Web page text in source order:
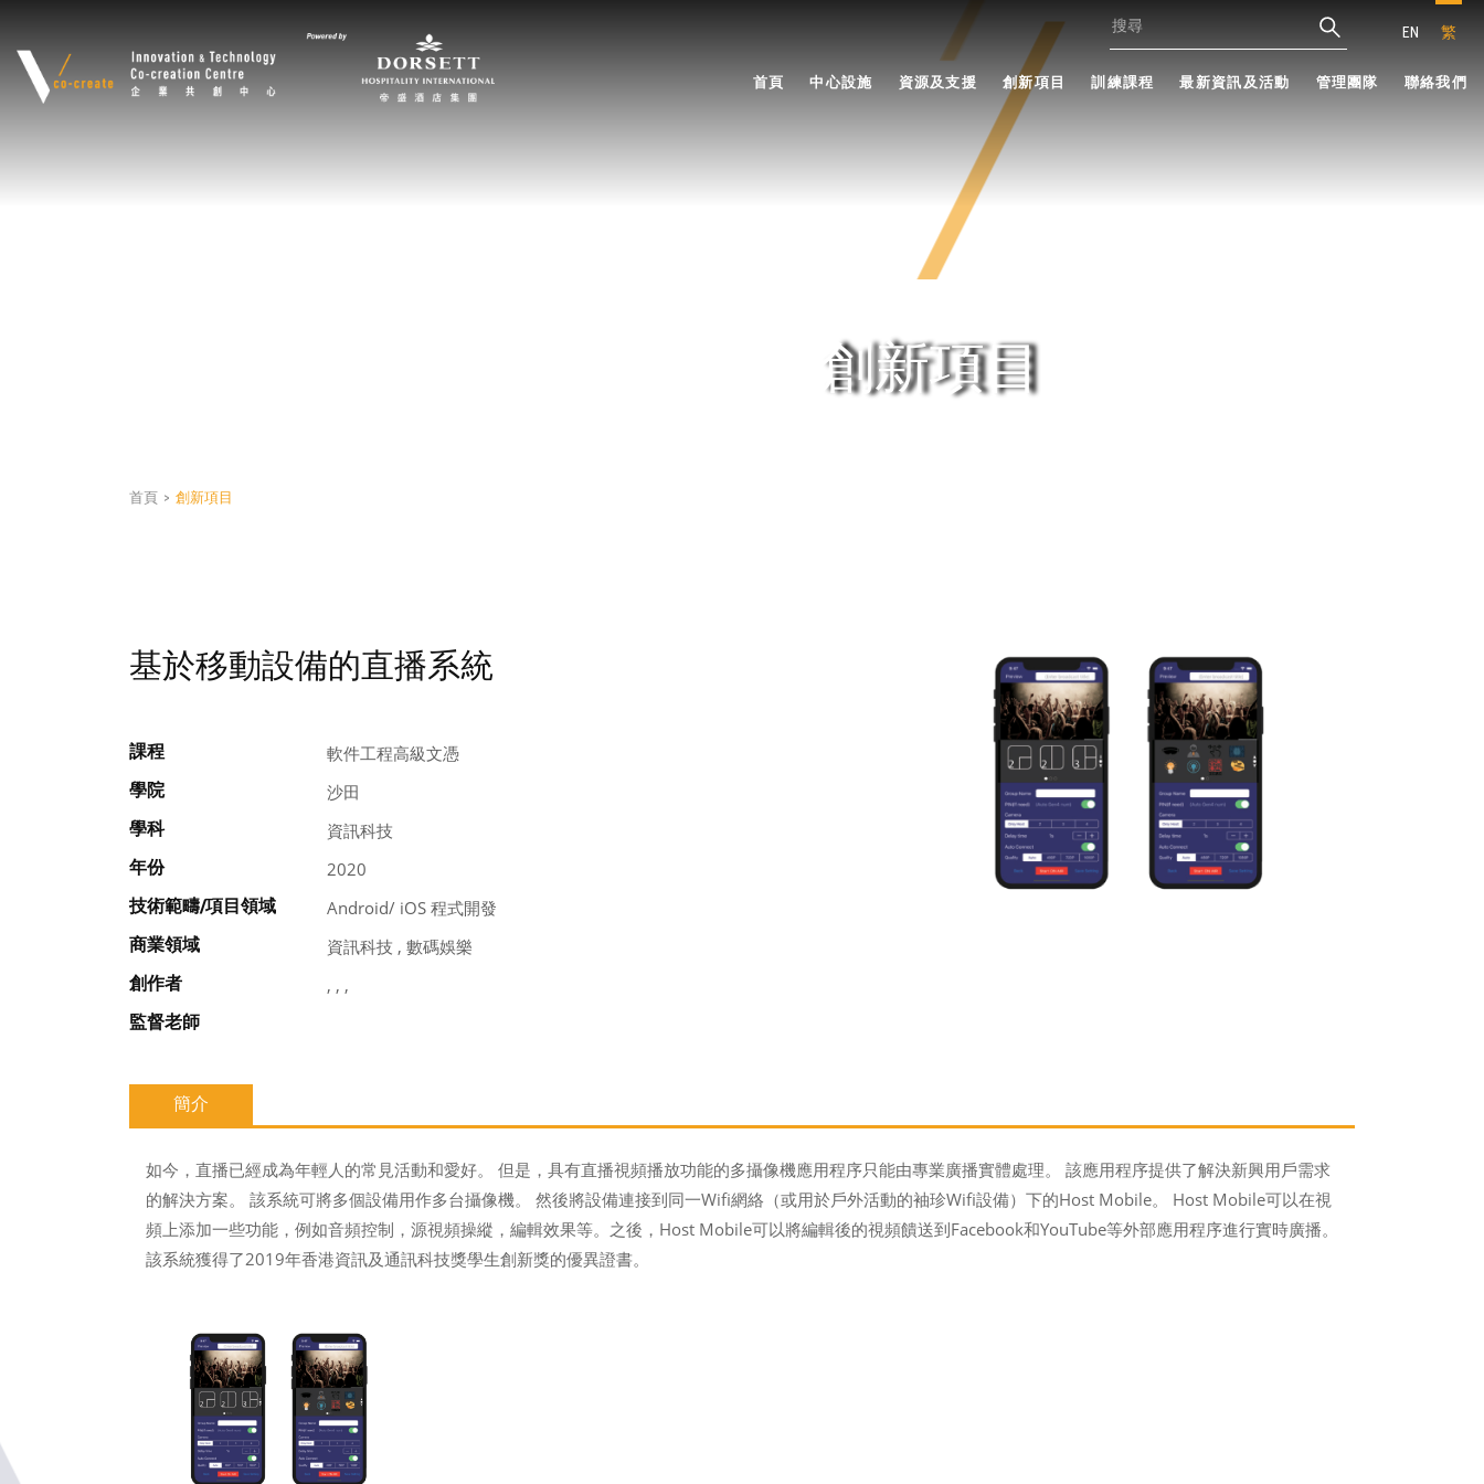
EN 繁
首頁 中心設施 資源及支援 創新項目 訓練課程 最新資訊及活動 管理團隊 聯絡我們
創新項目
首頁 > 創新項目
基於移動設備的直播系統
課程 軟件工程高級文憑
學院 沙田
學科 資訊科技
年份 2020
技術範疇/項目領域 Android/ iOS 程式開發
商業領域 資訊科技 , 數碼娛樂
創作者 , , ,
監督老師
簡介
如今，直播已經成為年輕人的常見活動和愛好。 但是，具有直播視頻播放功能的多攝像機應用程序只能由專業廣播實體處理。 該應用程序提供了解決新興用戶需求
的解決方案。 該系統可將多個設備用作多台攝像機。 然後將設備連接到同一Wifi網絡（或用於戶外活動的袖珍Wifi設備）下的Host Mobile。 Host Mobile可以在視
頻上添加一些功能，例如音頻控制，源視頻操縱，編輯效果等。之後，Host Mobile可以將編輯後的視頻饋送到Facebook和YouTube等外部應用程序進行實時廣播。
該系統獲得了2019年香港資訊及通訊科技獎學生創新獎的優異證書。